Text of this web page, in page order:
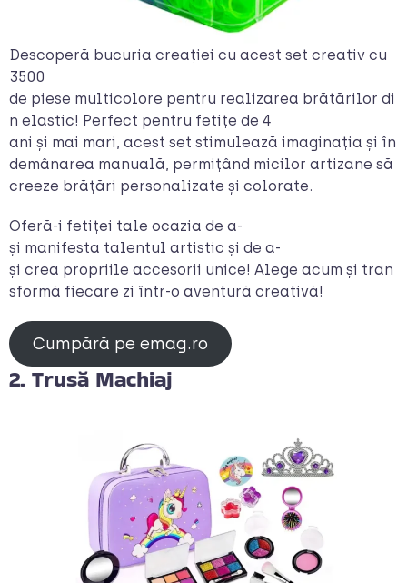
Descoperă bucuria creației cu acest set creativ cu
3500
de piese multicolore pentru realizarea brățărilor di
n elastic! Perfect pentru fetițe de 4
ani și mai mari, acest set stimulează imaginația și în
demânarea manuală, permițând micilor artizane să
creeze brățări personalizate și colorate.
Oferă-i fetiței tale ocazia de a-
și manifesta talentul artistic și de a-
și crea propriile accesorii unice! Alege acum și tran
sformă fiecare zi într-o aventură creativă!
Cumpără pe emag.ro
2. Trusă Machiaj